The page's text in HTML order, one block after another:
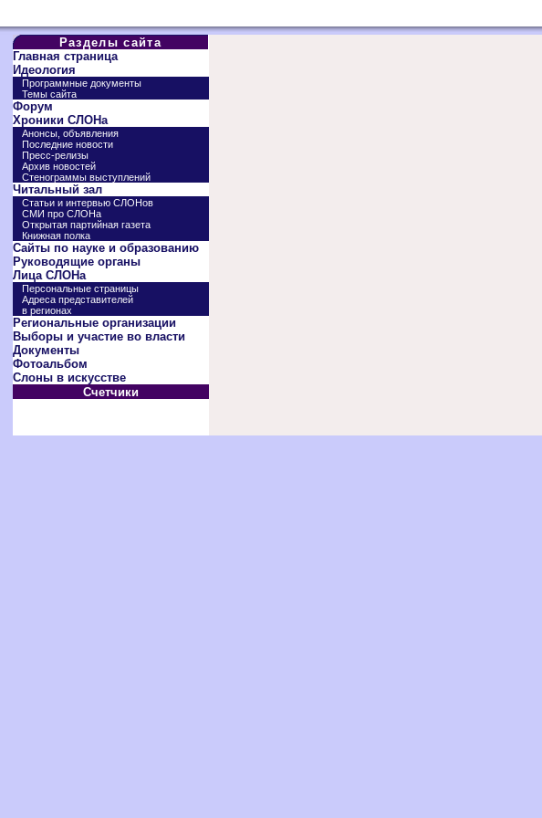
Разделы сайта
Главная страница
Идеология
Программные документы
Темы сайта
Форум
Хроники СЛОНа
Анонсы, объявления
Последние новости
Пресс-релизы
Архив новостей
Стенограммы выступлений
Читальный зал
Статьи и интервью СЛОНов
СМИ про СЛОНа
Открытая партийная газета
Книжная полка
Сайты по науке и образованию
Руководящие органы
Лица СЛОНа
Персональные страницы
Адреса представителей
в регионах
Региональные организации
Выборы и участие во власти
Документы
Фотоальбом
Слоны в искусстве
Счетчики